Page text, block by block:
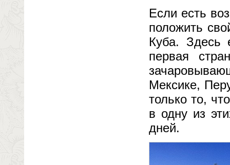
Если есть
положить
Куба. Здесь
первая
Мексике,
только то,
в одну из
дней.